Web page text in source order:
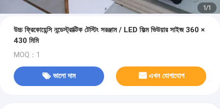
1/1
উচ্চ ফ্রিকোয়েন্সি নন্ডেস্ট্রাক্টিক টেস্টিং সরঞ্জাম / LED ফিল্ম ভিউয়ার সাইজ 360 ×
430 মিমি
MOQ：1
ভালো দাম এখন যোগাযোগ